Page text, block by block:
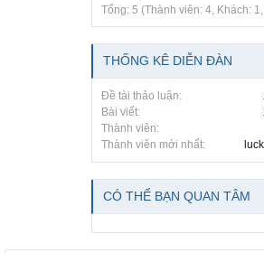
Tổng: 5 (Thành viên: 4, Khách:
THỐNG KÊ DIỄN ĐÀN
Đề tài thảo luận:
Bài viết:
Thành viên:
Thành viên mới nhất:
CÓ THỂ BẠN QUAN TÂM